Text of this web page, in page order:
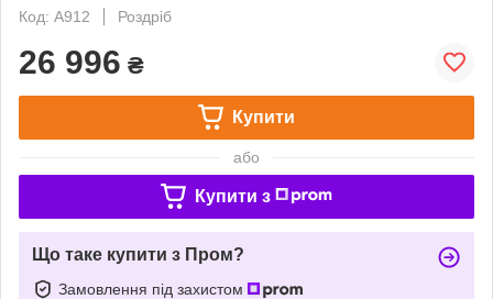
Код: A912
Роздріб
26 996 ₴
Купити
або
Купити з
Що таке купити з Пром?
Замовлення під захистом